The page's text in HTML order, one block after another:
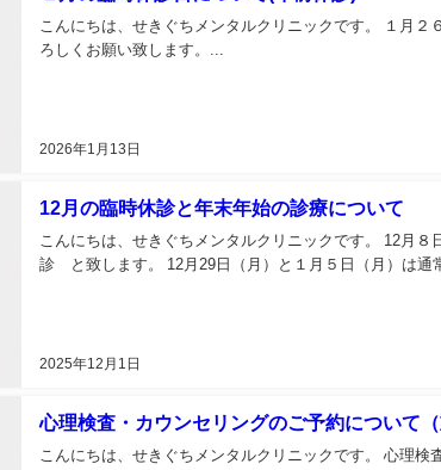
2026年1月13日
こんにちは、せきぐちメンタルクリニックです。 １月
ろしくお願い致します。...
12月の臨時休診と年末年始の診療について
2025年12月1日
こんにちは、せきぐちメンタルクリニックです。 12月
診 と致します。 12月29日（月）と１月５日
心理検査・カウンセリングのご予約について（
こんにちは、せきぐちメンタルクリニックです。 心理